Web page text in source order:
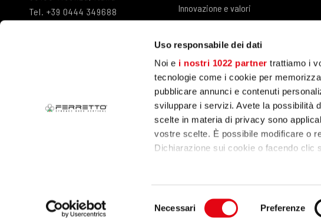
Uso responsabile dei dati
Noi e i nostri 1022 partner trattiamo i
tecnologie come i cookie per
pubblicare annunci e contenuti
sviluppare i servizi. Avete la possibilità
scelte in materia di privacy sono
vostre scelte. È possibile modificare o
Dichiarazione sui cookie o facendo clic
metro,
del
Necessari Preferenze
Tel. +39 0444 349688
Innovazione e valori
Lavora con noi
© 2023 Ferretto SpA Company Info